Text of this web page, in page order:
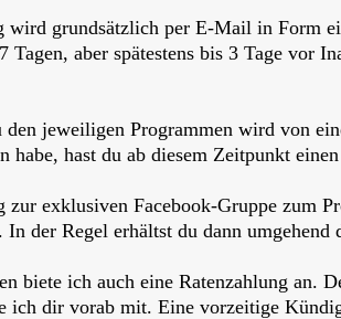
wird grundsätzlich per E-Mail in Form
Tagen, aber spätestens bis 3 Tage vor
jeweiligen Programmen wird von
habe, hast du ab diesem Zeitpunkt
zur exklusiven Facebook-Gruppe zum
In der Regel erhältst du dann
biete ich auch eine Ratenzahlung an.
ich dir vorab mit. Eine vorzeitige